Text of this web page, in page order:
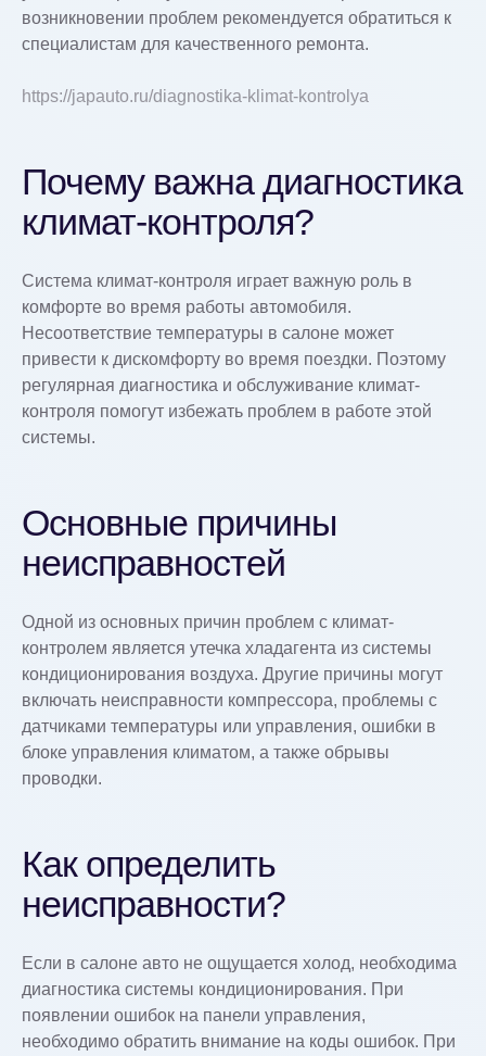
возникновении проблем рекомендуется обратиться к
специалистам для качественного ремонта.
https://japauto.ru/diagnostika-klimat-kontrolya
Почему важна диагностика
климат-контроля?
Система климат-контроля играет важную роль в
комфорте во время работы автомобиля.
Несоответствие температуры в салоне может
привести к дискомфорту во время поездки. Поэтому
регулярная диагностика и обслуживание климат-
контроля помогут избежать проблем в работе этой
системы.
Основные причины
неисправностей
Одной из основных причин проблем с климат-
контролем является утечка хладагента из системы
кондиционирования воздуха. Другие причины могут
включать неисправности компрессора, проблемы с
датчиками температуры или управления, ошибки в
блоке управления климатом, а также обрывы
проводки.
Как определить
неисправности?
Если в салоне авто не ощущается холод, необходима
диагностика системы кондиционирования. При
появлении ошибок на панели управления,
необходимо обратить внимание на коды ошибок. При